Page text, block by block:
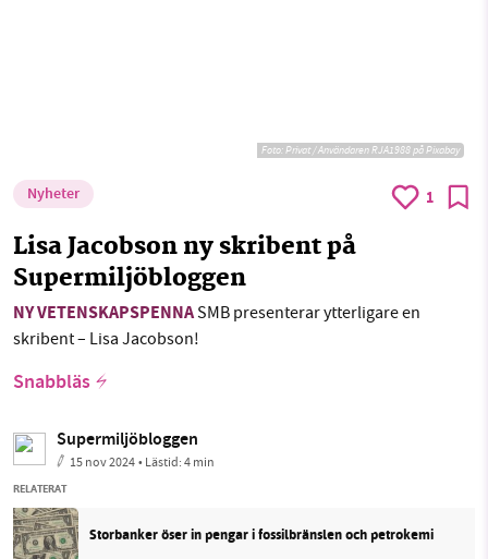
Foto: Privat / Användaren RJA1988 på Pixabay
Nyheter 1
Lisa Jacobson ny skribent på
Supermiljöbloggen
NY VETENSKAPSPENNASMB presenterar ytterligare en
skribent – Lisa Jacobson!
Snabbläs
Supermiljöbloggen
15 nov 2024• Lästid:4 min
RELATERAT
Storbanker öser in pengar i fossilbränslen och petrokemi